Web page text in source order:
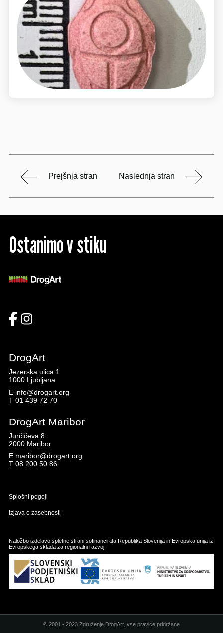
Prejšnja stran Naslednja stran
Ostanimo v stiku
DrogArt
Jezerska ulica 1
1000 Ljubljana
E info@drogart.org
T 01 439 72 70
DrogArt Maribor
Jurčičeva 8
2000 Maribor
E maribor@drogart.org
T 08 200 50 86
Splošni pogoji
Izjava o zasebnosti
Naložbo izdelavo spletne strani sofinancirata Republika Slovenija in Evropska unija iz
Evropskega sklada za regionalni razvoj.
© 2001 - 2023 Združenje DrogArt, vse pravice pridržane